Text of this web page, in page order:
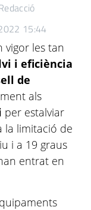
15:44
vigor les tan
i eficiència
de
als
per estalviar
la limitació de
i a 19 graus
entrat en